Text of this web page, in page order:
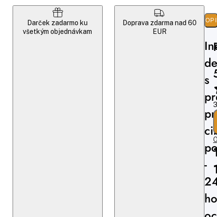
Darček zadarmo ku
všetkým objednávkam
Doprava zdarma nad 60
EUR
s
-